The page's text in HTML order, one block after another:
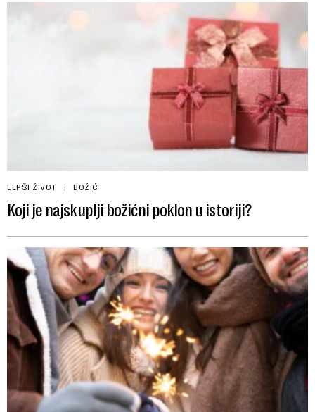
LEPŠI ŽIVOT BOŽIĆ
Koji je najskuplji božićni poklon u istoriji?